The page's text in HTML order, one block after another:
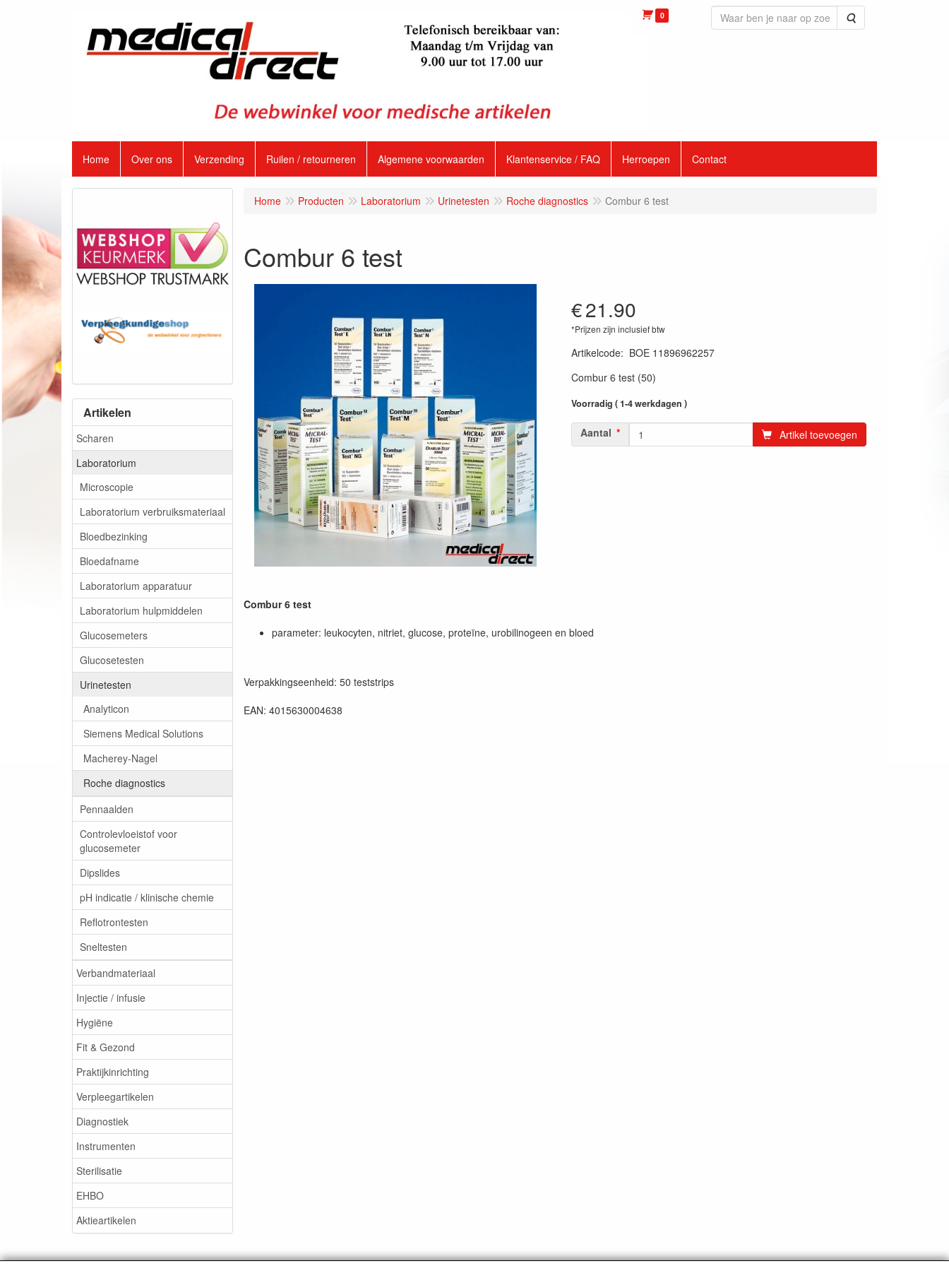
0 Zoeken
Home Over ons Verzending Ruilen / retourneren Algemene voorwaarden Klantenservice / FAQ Herroepen Contact
Artikelen
Scharen
Laboratorium
Microscopie
Laboratorium verbruiksmateriaal
Bloedbezinking
Bloedafname
Laboratorium apparatuur
Laboratorium hulpmiddelen
Glucosemeters
Glucosetesten
Urinetesten
Analyticon
Siemens Medical Solutions
Macherey-Nagel
Roche diagnostics
Pennaalden
Controlevloeistof voor
glucosemeter
Dipslides
pH indicatie / klinische chemie
Reflotrontesten
Sneltesten
Verbandmateriaal
Injectie / infusie
Hygiëne
Fit & Gezond
Praktijkinrichting
Verpleegartikelen
Diagnostiek
Instrumenten
Sterilisatie
EHBO
Aktieartikelen
Home Producten Laboratorium Urinetesten Roche diagnostics Combur 6 test
Combur 6 test
€21.90
*Prijzen zijn inclusief btw
Artikelcode: BOE 11896962257
Combur 6 test (50)
Voorradig ( 1-4 werkdagen )
Aantal Artikel toevoegen
Combur 6 test
parameter: leukocyten, nitriet, glucose, proteïne, urobilinogeen en bloed
Verpakkingseenheid: 50 teststrips
EAN: 4015630004638